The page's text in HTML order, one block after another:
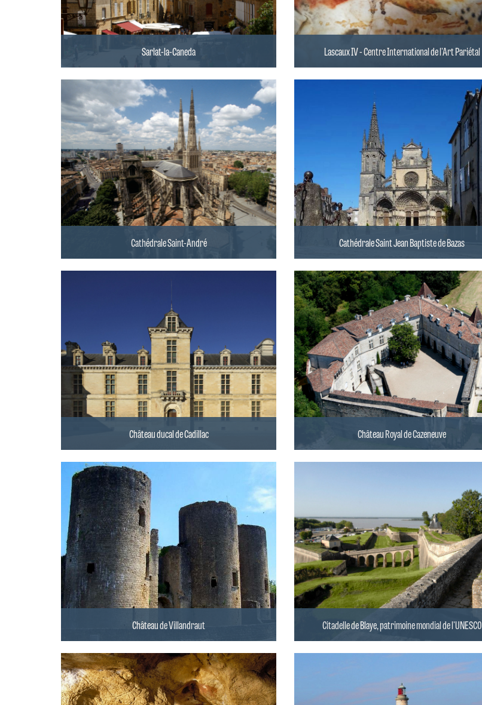
Sarlat-la-Caneda Lascaux IV - Centre International de l'Art Pariétal
Cathédrale Saint-André Cathédrale Saint Jean Baptiste de Bazas
Château ducal de Cadillac Château Royal de Cazeneuve
Château de Villandraut Citadelle de Blaye, patrimoine mondial de l'UNESCO